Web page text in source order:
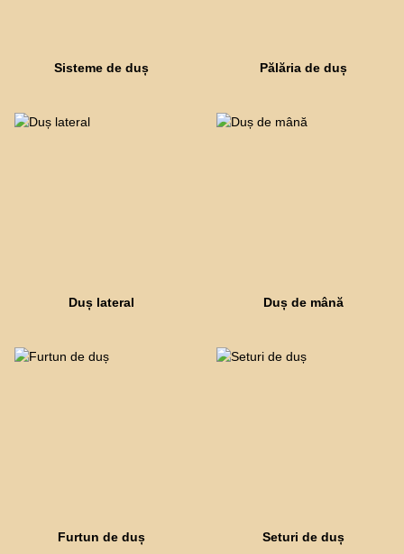
Sisteme de duș Pălăria de duș
Duș lateral Duș de mână
Furtun de duș Seturi de duș